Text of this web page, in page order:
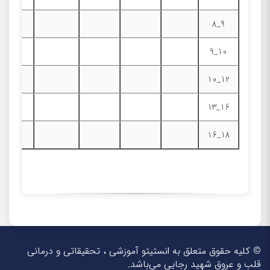
9_8
10_9
12_10
16_13
18_16
© کلیه حقوق متعلق به انستیتو آموزشی ، تحقیقاتی و درمانی
قلب و عروق شهید رجایی می‌باشد.